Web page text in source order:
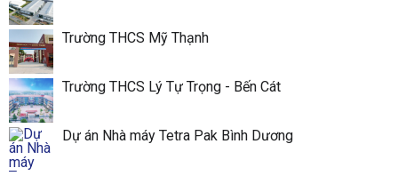
Trường THCS Mỹ Thạnh
Trường THCS Lý Tự Trọng - Bến Cát
Dự án Nhà máy Tetra Pak Bình Dương